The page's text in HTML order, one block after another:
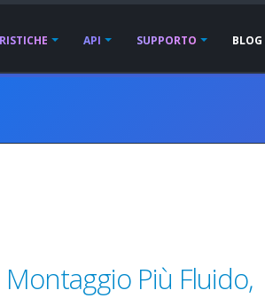
API SUPPORTO BLOG
Più Fluido,